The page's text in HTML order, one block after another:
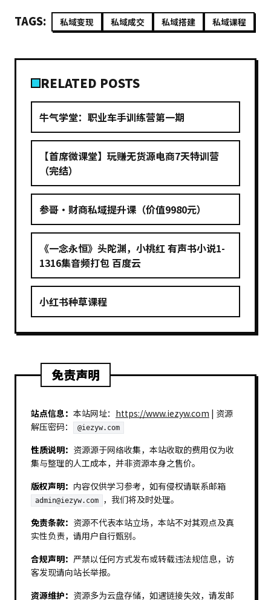
TAGS: 私域变现 私域成交 私域搭建 私域课程
RELATED POSTS
牛气学堂：职业车手训练营第一期
【首席微课堂】玩赚无货源电商7天特训营
（完结）
参哥·财商私域提升课（价值9980元）
《一念永恒》头陀渊，小桃红 有声书小说1-
1316集音频打包 百度云
小红书种草课程
免责声明
站点信息： 本站网址： https://www.iezyw.com | 资源
解压密码：
@iezyw.com
性质说明： 资源源于网络收集，本站收取的费用仅为收
集与整理的人工成本，并非资源本身之售价。
版权声明： 内容仅供学习参考，如有侵权请联系邮箱
admin@iezyw.com
，我们将及时处理。
免责条款： 资源不代表本站立场，本站不对其观点及真
实性负责，请用户自行甄别。
合规声明： 严禁以任何方式发布或转载违法规信息，访
客发现请向站长举报。
资源维护： 资源多为云盘存储，如遇链接失效，请发邮